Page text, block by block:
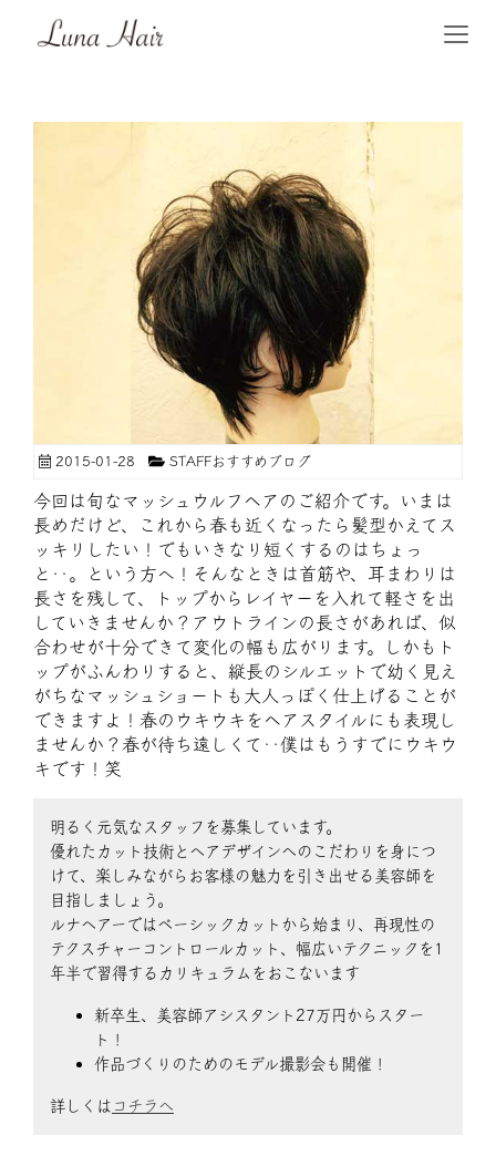
2015-01-28 STAFFおすすめブログ
今回は旬なマッシュウルフヘアのご紹介です。いまは
長めだけど、これから春も近くなったら髪型かえてス
ッキリしたい！でもいきなり短くするのはちょっ
と‥。という方へ！そんなときは首筋や、耳まわりは
長さを残して、トップからレイヤーを入れて軽さを出
していきませんか？アウトラインの長さがあれば、似
合わせが十分できて変化の幅も広がります。しかもト
ップがふんわりすると、縦長のシルエットで幼く見え
がちなマッシュショートも大人っぽく仕上げることが
できますよ！春のウキウキをヘアスタイルにも表現し
ませんか？春が待ち遠しくて‥僕はもうすでにウキウ
キです！笑
明るく元気なスタッフを募集しています。
優れたカット技術とヘアデザインへのこだわりを身につ
けて、楽しみながらお客様の魅力を引き出せる美容師を
目指しましょう。
ルナヘアーではベーシックカットから始まり、再現性の
テクスチャーコントロールカット、幅広いテクニックを1
年半で習得するカリキュラムをおこないます
新卒生、美容師アシスタント27万円からスター
ト！
作品づくりのためのモデル撮影会も開催！
詳しくは コチラへ